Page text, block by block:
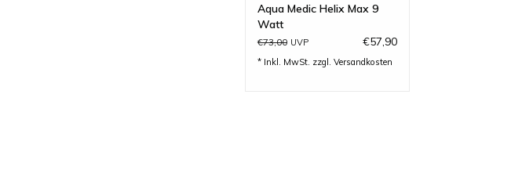
Aqua Medic Helix Max 9
Watt
€73,00 UVP €57,90
* Inkl. MwSt. zzgl. Versandkosten